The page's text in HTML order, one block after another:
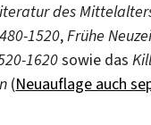
des
1520,Frühe
1620sowie das
(Neuauflage auch